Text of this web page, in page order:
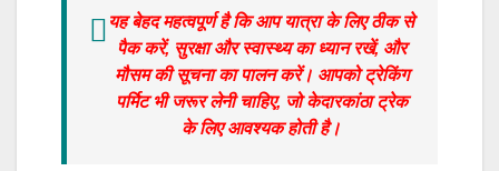
यह बेहद महत्वपूर्ण है कि आप यात्रा के लिए ठीक से
पैक करें, सुरक्षा और स्वास्थ्य का ध्यान रखें, और
मौसम की सूचना का पालन करें। आपको ट्रेकिंग
पर्मिट भी जरूर लेनी चाहिए, जो केदारकांठा ट्रेक
के लिए आवश्यक होती है।